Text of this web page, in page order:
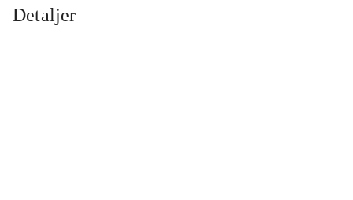
Detaljer